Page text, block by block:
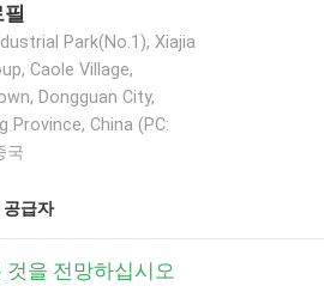
Park(No.1), Xiajia
Caole Village,
Dongguan City,
Province, China (PC:
국
공급자
것을 전망하십시오